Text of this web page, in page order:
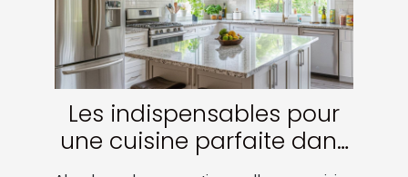
Les indispensables pour
une cuisine parfaite dans
une location temporaire